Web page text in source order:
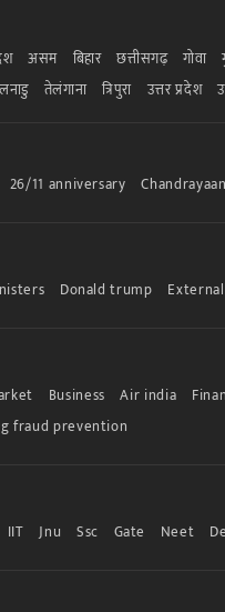
असम बिहार छत्तीसगढ़ गोवा
तेलंगाना त्रिपुरा उत्तर प्रदेश
26/11 anniversary
Donald trump
Business Air india
fraud prevention
IIT Jnu Ssc Gate Neet